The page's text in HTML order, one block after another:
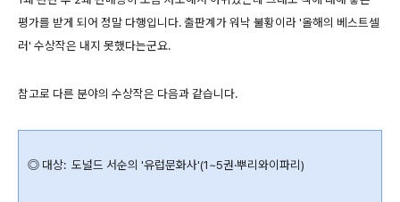
평가를 받게 되어 정말 다행입니다. 출판계가 워낙 불황이라 '올해의 베스트셀
러' 수상작은 내지 못했다는군요.
참고로 다른 분야의 수상작은 다음과 같습니다.
◎ 대상: 도널드 서순의 '유럽문화사'(1~5권·뿌리와이파리)